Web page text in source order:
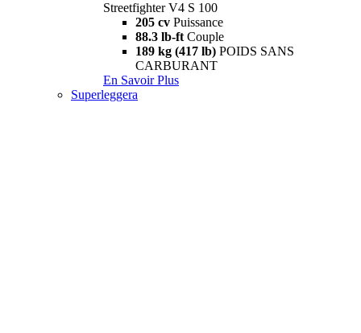
Streetfighter V4 S 100
205 cv Puissance
88.3 lb-ft Couple
189 kg (417 lb) POIDS SANS
CARBURANT
En Savoir Plus
Superleggera